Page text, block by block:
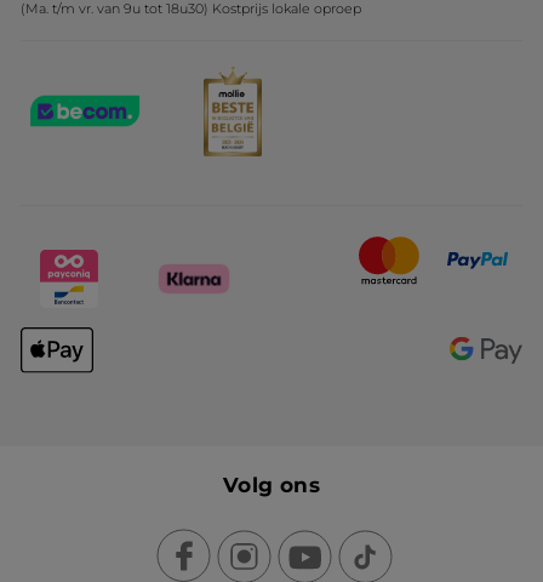
(Ma. t/m vr. van 9u tot 18u30) Kostprijs lokale oproep
Volg ons